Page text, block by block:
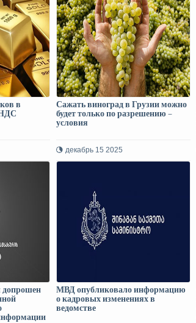
в
НДС
Сажать виноград в Грузии можно
будет только по разрешению –
условия
декабрь 15 2025
МВД опубликовало информацию
о кадровых изменениях в
ведомстве